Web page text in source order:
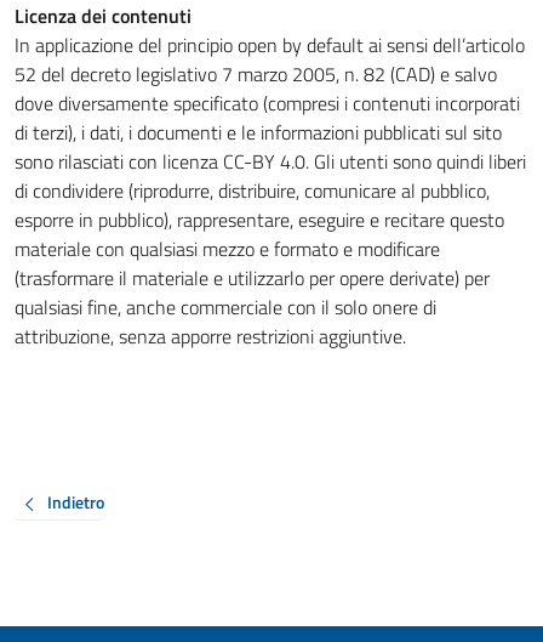
Licenza dei contenuti
In applicazione del principio open by default ai sensi dell’articolo
52 del decreto legislativo 7 marzo 2005, n. 82 (CAD) e salvo
dove diversamente specificato (compresi i contenuti incorporati
di terzi), i dati, i documenti e le informazioni pubblicati sul sito
sono rilasciati con licenza CC-BY 4.0. Gli utenti sono quindi liberi
di condividere (riprodurre, distribuire, comunicare al pubblico,
esporre in pubblico), rappresentare, eseguire e recitare questo
materiale con qualsiasi mezzo e formato e modificare
(trasformare il materiale e utilizzarlo per opere derivate) per
qualsiasi fine, anche commerciale con il solo onere di
attribuzione, senza apporre restrizioni aggiuntive.
Indietro